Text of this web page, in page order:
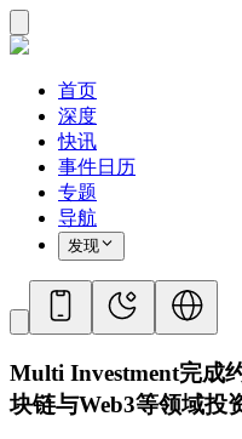
首页
深度
快讯
事件日历
专题
导航
发现
Multi Investment完成
块链与Web3等领域投